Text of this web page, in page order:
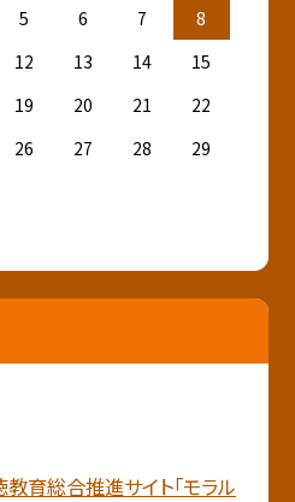
5 6 7
8
12 13 14
15
19 20 21
22
26 27 28
29
育総合推進サイト「モラル